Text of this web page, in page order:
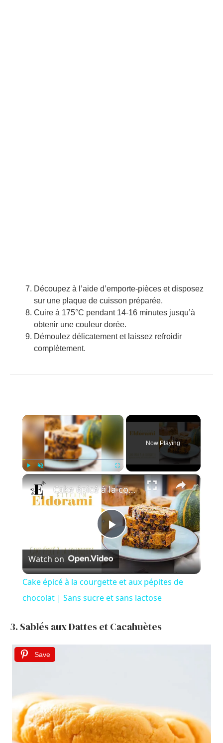
Découpez à l’aide d’emporte-pièces et disposez
sur une plaque de cuisson préparée.
Cuire à 175°C pendant 14-16 minutes jusqu’à
obtenir une couleur dorée.
Démoulez délicatement et laissez refroidir
complètement.
×
Fullscreen
Now Playing
×
P
l
a
y
d
Cake épicé à la courgette et aux pépites de chocolat | Sans sucre et sans lactose
Watch on
Cake épicé à la courgette et aux pépites de
chocolat | Sans sucre et sans lactose
3. Sablés aux Dattes et Cacahuètes
Save